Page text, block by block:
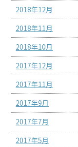
2018年12月
2018年11月
2018年10月
2017年12月
2017年11月
2017年9月
2017年7月
2017年5月